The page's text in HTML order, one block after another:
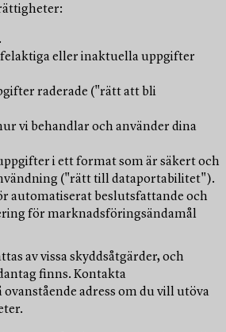
eller inaktuella uppgifter
raderade ("rätt att bli
vi behandlar och använder dina
i ett format som är säkert och
("rätt till dataportabilitet").
automatiserat beslutsfattande och
för marknadsföringsändamål
av vissa skyddsåtgärder, och
finns. Kontakta
adress om du vill utöva